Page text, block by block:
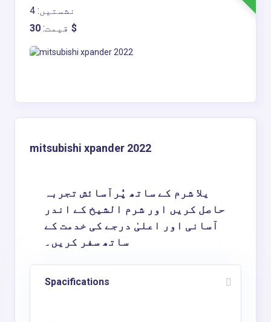
نشستیں: 4
قیمت: 30$
mitsubishi xpander 2022
یلا شرم کے ساتھ پُرآسائش تجربہ
حاصل کریں اور شرم الشیخ کے اندر
آسانی اور اعلیٰ درجے کی خدمت کے
ساتھ سفر کریں۔
Spacifications